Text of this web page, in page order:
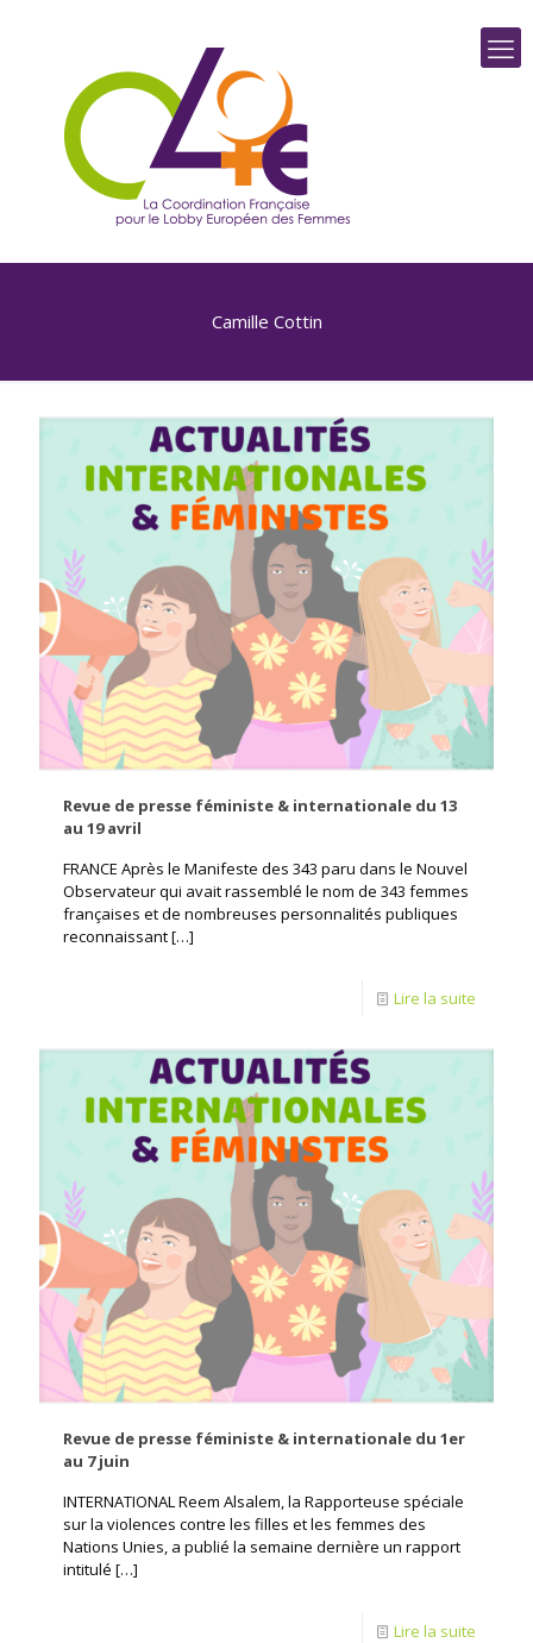
Camille Cottin
Revue de presse féministe & internationale du 13
au 19 avril
FRANCE Après le Manifeste des 343 paru dans le Nouvel
Observateur qui avait rassemblé le nom de 343 femmes
françaises et de nombreuses personnalités publiques
reconnaissant[…]
Lire la suite
Revue de presse féministe & internationale du 1er
au 7 juin
INTERNATIONAL Reem Alsalem, la Rapporteuse spéciale
sur la violences contre les filles et les femmes des
Nations Unies, a publié la semaine dernière un rapport
intitulé […]
Lire la suite